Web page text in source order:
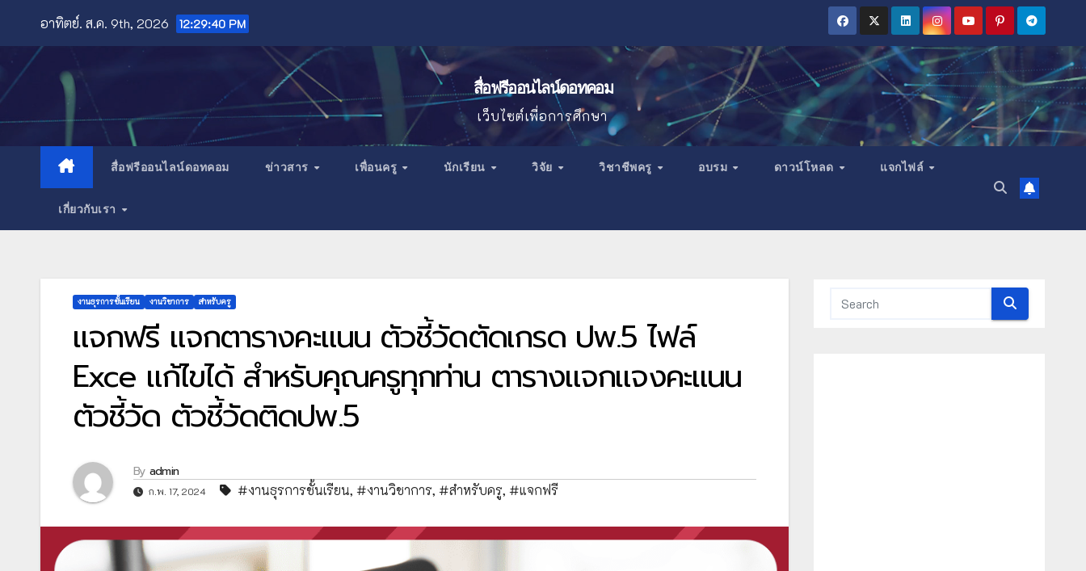
content
อาทิตย์. ส.ค. 9th, 2026 12:29:42 PM
สื่อฟรีออนไลน์ดอทคอม
เว็บไซต์เพื่อการศึกษา
สื่อฟรีออนไลน์ดอทคอม ข่าวสาร เพื่อนครู นักเรียน วิจัย วิชาชีพครู อบรม ดาวน์โหลด แจกไฟล์
เกี่ยวกับเรา
งานธุรการชั้นเรียน งานวิชาการ สำหรับครู
แจกฟรี แจกตารางคะแนน ตัวชี้วัดตัดเกรด ปพ.5 ไฟล์
Exce แก้ไขได้ สำหรับคุณครูทุกท่าน ตารางแจกแจงคะแนน
ตัวชี้วัด ตัวชี้วัดติดปพ.5
By admin
ก.พ. 17, 2024 #งานธุรการชั้นเรียน, #งานวิชาการ, #สำหรับครู, #แจกฟรี